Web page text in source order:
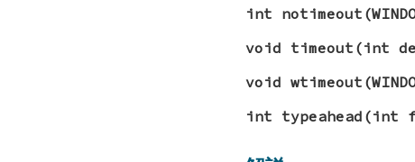
int
void timeout(int
void
int typeahead(int